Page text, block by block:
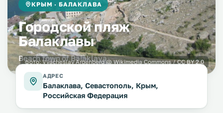
КРЫМ · БАЛАКЛАВА
Городской пляж
Балаклавы
Beach town of Balaklava
фото: Vyacheslav Argenberg@ Wikimedia Commons /CC BY 2.0
АДРЕС
Балаклава, Севастополь, Крым,
Российская Федерация